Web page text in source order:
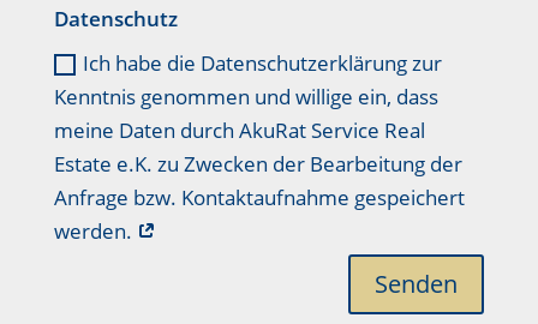
Datenschutz
Ich habe die Datenschutzerklärung zur
Kenntnis genommen und willige ein, dass
meine Daten durch AkuRat Service Real
Estate e.K. zu Zwecken der Bearbeitung der
Anfrage bzw. Kontaktaufnahme gespeichert
werden.
Senden